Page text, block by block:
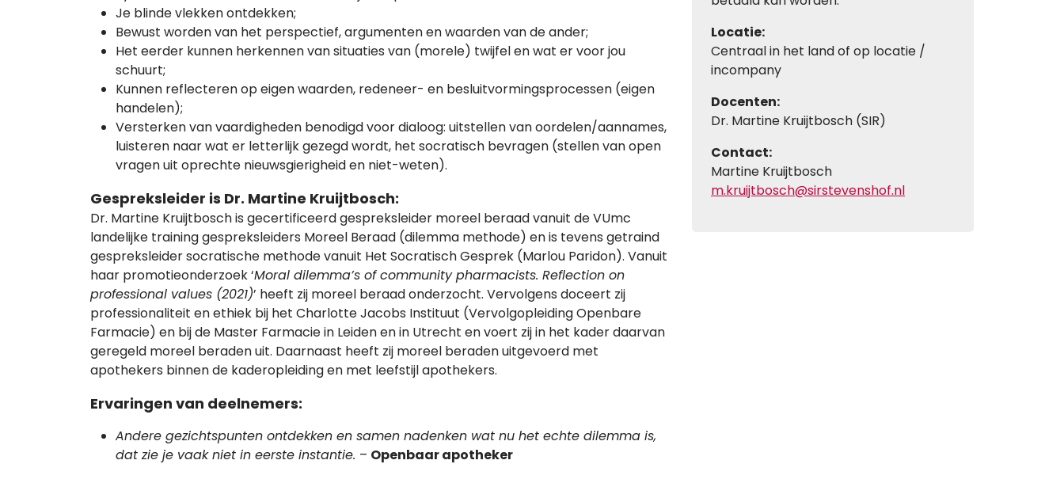
Locatie:
Centraal in het land of op locatie /
incompany
Docenten:
Dr. Martine Kruijtbosch (SIR)
Contact:
Martine Kruijtbosch
m.kruijtbosch@sirstevenshof.nl
Je blinde vlekken ontdekken;
Bewust worden van het perspectief, argumenten en waarden van de ander;
Het eerder kunnen herkennen van situaties van (morele) twijfel en wat er voor jou
schuurt;
Kunnen reflecteren op eigen waarden, redeneer- en besluitvormingsprocessen (eigen
handelen);
Versterken van vaardigheden benodigd voor dialoog: uitstellen van oordelen/aannames,
luisteren naar wat er letterlijk gezegd wordt, het socratisch bevragen (stellen van open
vragen uit oprechte nieuwsgierigheid en niet-weten).
Gespreksleider is Dr. Martine Kruijtbosch:
Dr. Martine Kruijtbosch is gecertificeerd gespreksleider moreel beraad vanuit de VUmc
landelijke training gespreksleiders Moreel Beraad (dilemma methode) en is tevens getraind
gespreksleider socratische methode vanuit Het Socratisch Gesprek (Marlou Paridon). Vanuit
haar promotieonderzoek ‘Moral dilemma’s of community pharmacists. Reflection on
professional values (2021)’ heeft zij moreel beraad onderzocht. Vervolgens doceert zij
professionaliteit en ethiek bij het Charlotte Jacobs Instituut (Vervolgopleiding Openbare
Farmacie) en bij de Master Farmacie in Leiden en in Utrecht en voert zij in het kader daarvan
geregeld moreel beraden uit. Daarnaast heeft zij moreel beraden uitgevoerd met
apothekers binnen de kaderopleiding en met leefstijl apothekers.
Ervaringen van deelnemers:
Andere gezichtspunten ontdekken en samen nadenken wat nu het echte dilemma is,
dat zie je vaak niet in eerste instantie. – Openbaar apotheker